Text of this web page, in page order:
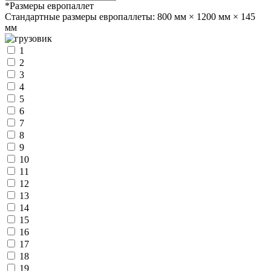
*Размеры европаллет
Стандартные размеры европаллеты: 800 мм × 1200 мм × 145
мм
1
2
3
4
5
6
7
8
9
10
11
12
13
14
15
16
17
18
19